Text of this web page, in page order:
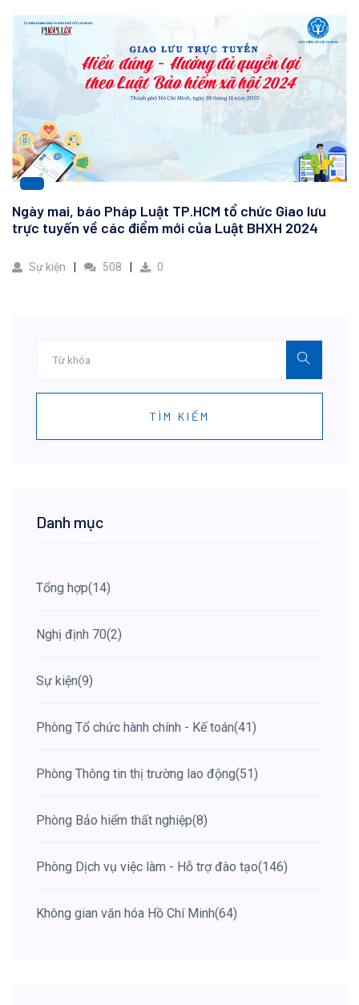
Ngày mai, báo Pháp Luật TP.HCM tổ chức Giao lưu
trực tuyến về các điểm mới của Luật BHXH 2024
Sự kiện 508 0
TÌM KIẾM
Danh mục
Tổng hợp(14)
Nghị định 70(2)
Sự kiện(9)
Phòng Tổ chức hành chính - Kế toán(41)
Phòng Thông tin thị trường lao động(51)
Phòng Bảo hiểm thất nghiệp(8)
Phòng Dịch vụ việc làm - Hỗ trợ đào tạo(146)
Không gian văn hóa Hồ Chí Minh(64)